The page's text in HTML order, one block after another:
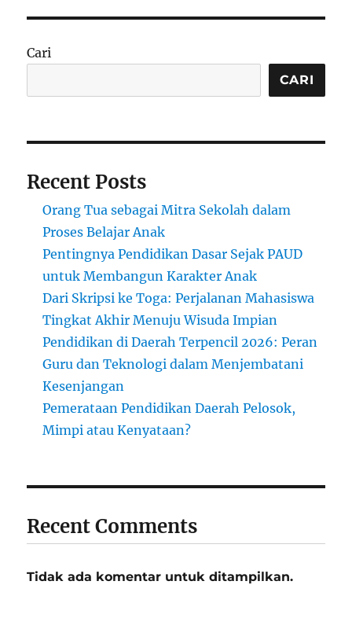
Ilmu
Indonesia
Cari
CARI
Recent Posts
Orang Tua sebagai Mitra Sekolah dalam
Proses Belajar Anak
Pentingnya Pendidikan Dasar Sejak PAUD
untuk Membangun Karakter Anak
Dari Skripsi ke Toga: Perjalanan Mahasiswa
Tingkat Akhir Menuju Wisuda Impian
Pendidikan di Daerah Terpencil 2026: Peran
Guru dan Teknologi dalam Menjembatani
Kesenjangan
Pemerataan Pendidikan Daerah Pelosok,
Mimpi atau Kenyataan?
Recent Comments
Tidak ada komentar untuk ditampilkan.